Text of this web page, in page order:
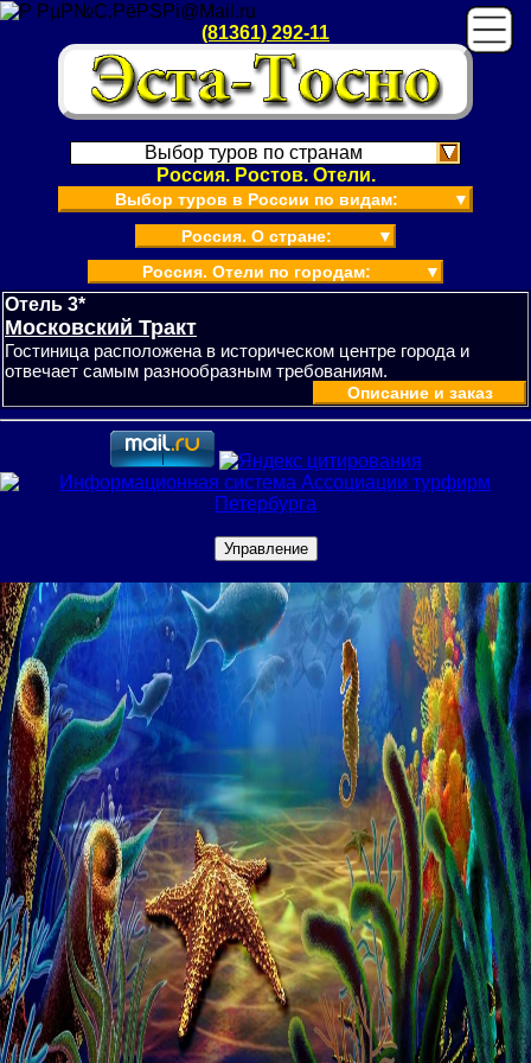
(81361) 292-11
Выбор туров по странам
Россия. Ростов. Отели.
Выбор туров в России по видам:
▼
Россия. О стране:
▼
Россия. Отели по городам:
▼
Отель 3*
Московский Тракт
Гостиница расположена в историческом центре города и
отвечает самым разнообразным требованиям.
Описание и заказ